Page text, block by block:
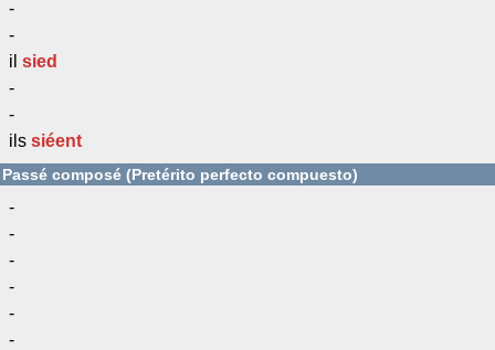
-
-
il sied
-
-
ils siéent
Passé composé (Pretérito perfecto compuesto)
-
-
-
-
-
-